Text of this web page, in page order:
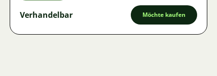
Verhandelbar Möchte kaufen